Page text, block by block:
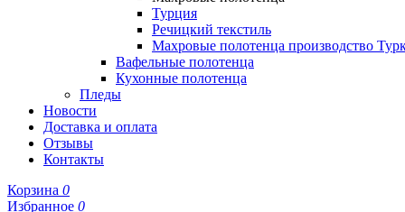
Турция
Речицкий текстиль
Махровые полотенца производство
Вафельные полотенца
Кухонные полотенца
Пледы
Новости
Доставка и оплата
Отзывы
Контакты
Корзина 0
Избранное 0